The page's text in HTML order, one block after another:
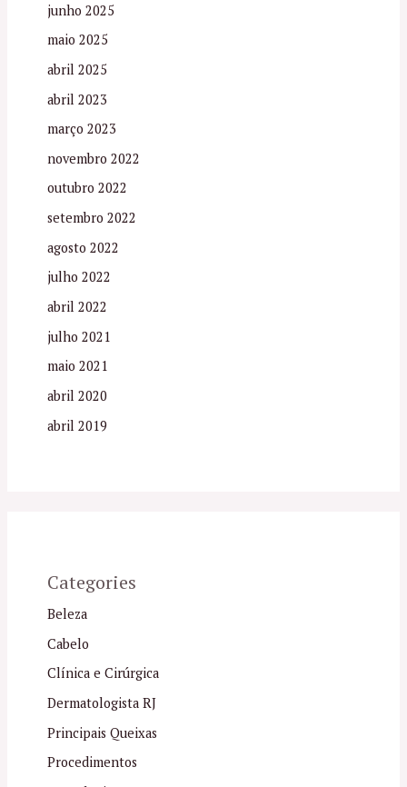
junho 2025
maio 2025
abril 2025
abril 2023
março 2023
novembro 2022
outubro 2022
setembro 2022
agosto 2022
julho 2022
abril 2022
julho 2021
maio 2021
abril 2020
abril 2019
Categories
Beleza
Cabelo
Clínica e Cirúrgica
Dermatologista RJ
Principais Queixas
Procedimentos